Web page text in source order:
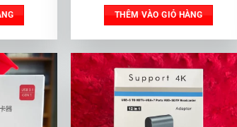
là:
310.000₫.
THÊM VÀO GIỎ HÀNG